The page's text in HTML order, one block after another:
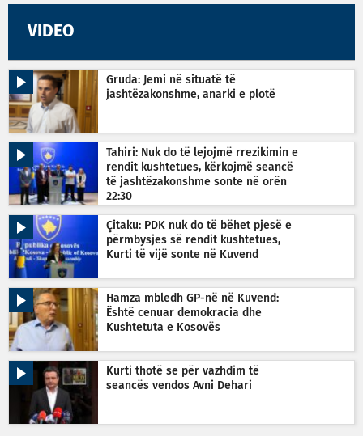
VIDEO
Gruda: Jemi në situatë të
jashtëzakonshme, anarki e plotë
Tahiri: Nuk do të lejojmë rrezikimin e
rendit kushtetues, kërkojmë seancë
të jashtëzakonshme sonte në orën
22:30
Çitaku: PDK nuk do të bëhet pjesë e
përmbysjes së rendit kushtetues,
Kurti të vijë sonte në Kuvend
Hamza mbledh GP-në në Kuvend:
Është cenuar demokracia dhe
Kushtetuta e Kosovës
Kurti thotë se për vazhdim të
seancës vendos Avni Dehari